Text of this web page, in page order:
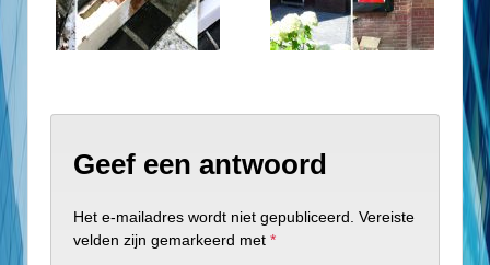
Geef een antwoord
Het e-mailadres wordt niet gepubliceerd. Vereiste
velden zijn gemarkeerd met *